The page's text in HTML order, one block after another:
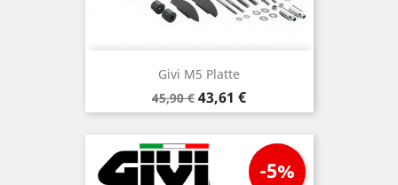
Givi M5 Platte
Verkaufspreis
45,90 € Preis
43,61 €
-5%